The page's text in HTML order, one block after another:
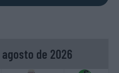
de 2026